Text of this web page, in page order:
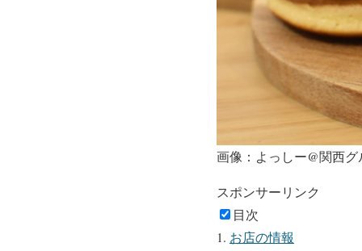
画像：よっしー@関西グ
スポンサーリンク
目次
お店の情報